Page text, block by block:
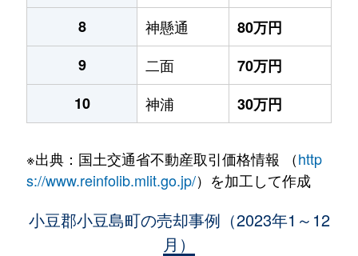
8
神懸通
80万円
9
二面
70万円
10
神浦 30万円
※出典：国土交通省不動産取引価格情報 （http
s://www.reinfolib.mlit.go.jp/）を加工して作成
小豆郡小豆島町の売却事例（2023年1～12
月）